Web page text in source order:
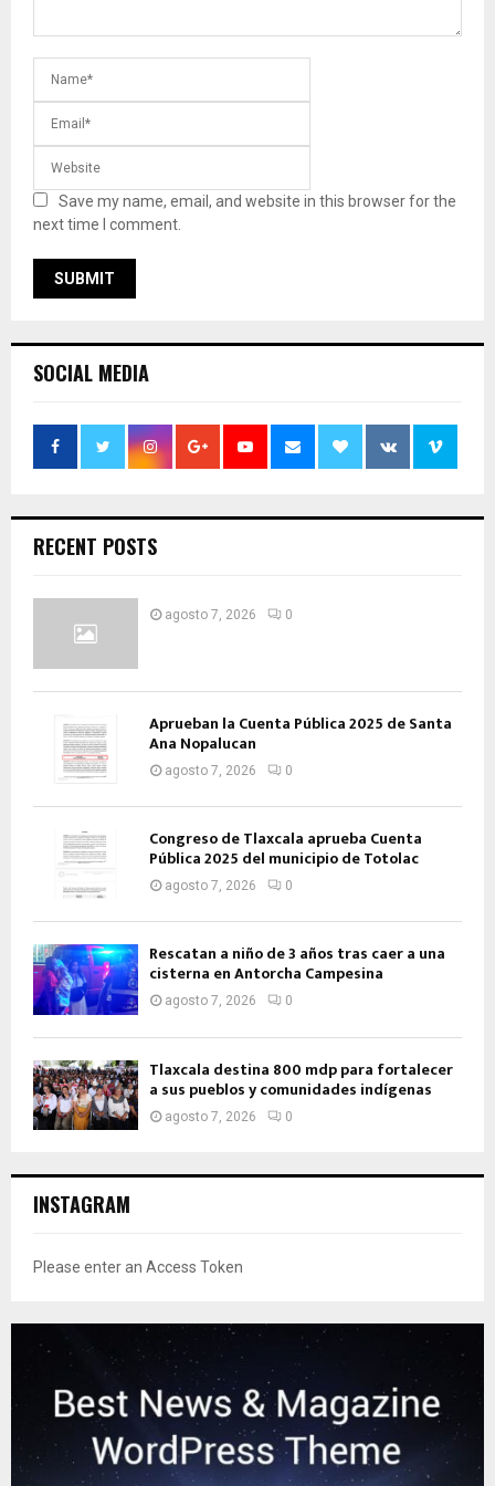
Save my name, email, and website in this browser for the
next time I comment.
SOCIAL MEDIA
RECENT POSTS
agosto 7, 2026 0
Aprueban la Cuenta Pública 2025 de Santa
Ana Nopalucan
agosto 7, 2026 0
Congreso de Tlaxcala aprueba Cuenta
Pública 2025 del municipio de Totolac
agosto 7, 2026 0
Rescatan a niño de 3 años tras caer a una
cisterna en Antorcha Campesina
agosto 7, 2026 0
Tlaxcala destina 800 mdp para fortalecer
a sus pueblos y comunidades indígenas
agosto 7, 2026 0
INSTAGRAM
Please enter an Access Token